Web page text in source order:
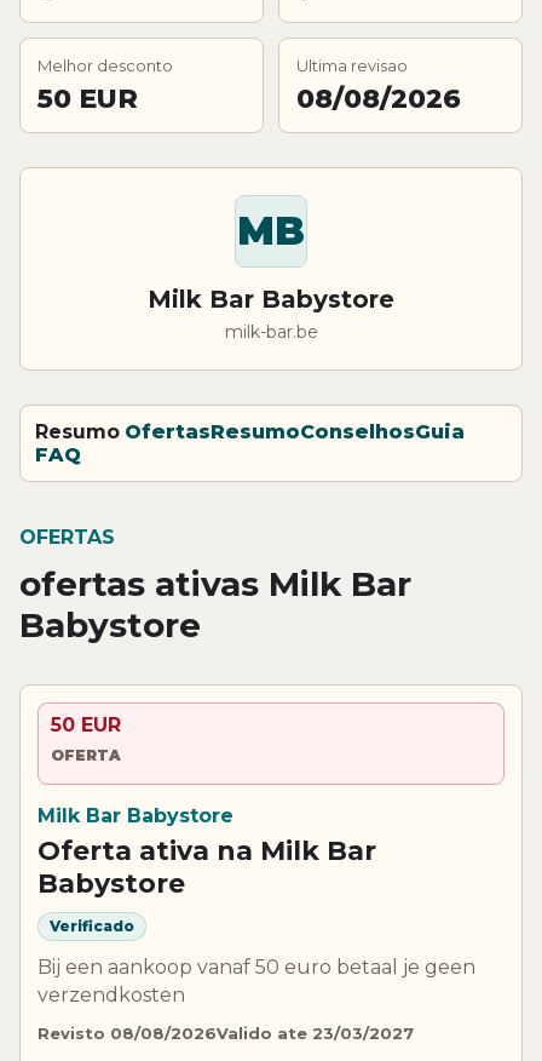
Melhor desconto
50 EUR
Ultima revisao
08/08/2026
MB
Milk Bar Babystore
milk-bar.be
Resumo OfertasResumoConselhosGuia
FAQ
OFERTAS
ofertas ativas Milk Bar
Babystore
50 EUR
OFERTA
Milk Bar Babystore
Oferta ativa na Milk Bar
Babystore
Verificado
Bij een aankoop vanaf 50 euro betaal je geen
verzendkosten
Revisto 08/08/2026Valido ate 23/03/2027